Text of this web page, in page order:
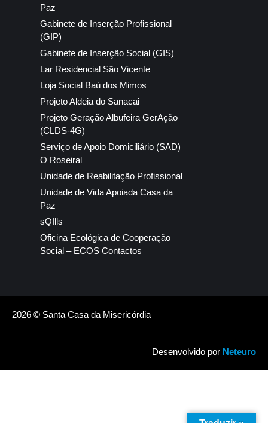
Paz
Gabinete de Inserção Profissional
(GIP)
Gabinete de Inserção Social (GIS)
Lar Residencial São Vicente
Loja Social Baú dos Mimos
Projeto Aldeia do Sanacai
Projeto Geração Albufeira GerAção
(CLDS-4G)
Serviço de Apoio Domiciliário (SAD)
O Roseiral
Unidade de Reabilitação Profissional
Unidade de Vida Apoiada Casa da
Paz
sQIlls
Oficina Ecológica de Cooperação
Social – ECOS Contactos
2026 © Santa Casa da Misericórdia
Desenvolvido por Neteuro